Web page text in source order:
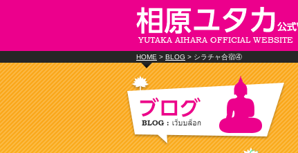
HOME > BLOG > シラチャ合宿④